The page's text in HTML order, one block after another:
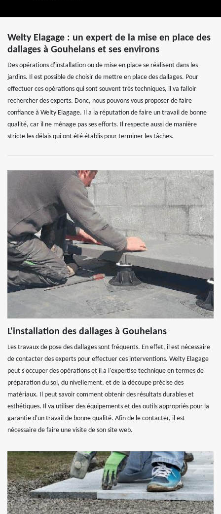
Welty Elagage : un expert de la mise en place des
dallages à Gouhelans et ses environs
Des opérations d'installation ou de mise en place se réalisent dans les
jardins. Il est possible de choisir de mettre en place des dallages. Pour
effectuer ces opérations qui sont souvent très techniques, il va falloir
rechercher des experts. Donc, nous pouvons vous proposer de faire
confiance à Welty Elagage. Il a la réputation de faire un travail de bonne
qualité, car il ne ménage pas ses efforts. Il respecte aussi de manière
stricte les délais qui ont été établis pour terminer les tâches.
L'installation des dallages à Gouhelans
Les travaux de pose des dallages sont fréquents. En effet, il est nécessaire
de contacter des experts pour effectuer ces interventions. Welty Elagage
peut s'occuper des opérations et il a l'expertise technique en termes de
préparation du sol, du nivellement, et de la découpe précise des
matériaux. Il peut savoir comment obtenir des résultats durables et
esthétiques. Il va utiliser des équipements et des outils appropriés pour la
garantie d'un travail de bonne qualité. Afin de le contacter, il est
nécessaire de faire une visite de son site web.